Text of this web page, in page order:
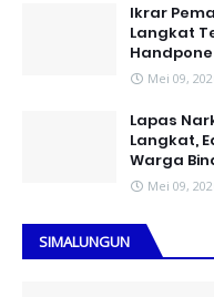
Ikrar
Langkat
Mei 09,
Lapas
Langkat,
Warga
Mei 09,
SIMALUNGUN